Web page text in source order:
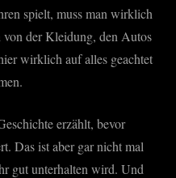
spielt, muss man wirklich
der Kleidung, den Autos
wirklich auf alles geachtet
erzählt, bevor
Das ist aber gar nicht mal
gut unterhalten wird. Und